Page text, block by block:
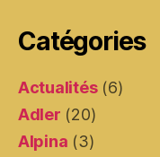
Catégories
Actualités(6)
Adler (20)
Alpina (3)